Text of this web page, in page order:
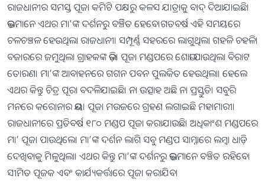
ରାଜଧାନୀର ସମସ୍ତ ପୂଜା କମିଟି ପକ୍ଷରୁ କଳସ ଯାତ୍ରାକୁ ବାଦ୍‌ ଦିଆଯାଇଛି।
ଭକ୍ତମାନେ ଏଥର ମା’ଙ୍କ ଦର୍ଶନରୁ ବଞ୍ଚିିତ ହେବେ।ଗତବର୍ଷ ଏହି ସମୟରେ
ଚଳଚଞ୍ଚଳ ହେଉଥିଲା ରାଜଧାନୀ। ସମ୍ପୂର୍ଣ୍ଣ ସହରରେ ଲାଗୁଥିଲା ଗହଳି ଚହଳି।
ବଜାରରେ ଜମୁଥିଲା ଗ୍ରାହକଙ୍କ ଭିଡ଼। ପୂଜା ମଣ୍ଡପରେ ଶୋଭା ପାଉଥିଲା ବିରାଟ
ତୋରଣ। ମା’ଙ୍କ ଆବାହନରେ ଗଗନ ପବନ ପୁଲକିତ ​‌‌ହେଉଥିଲା। ହେଲେ
ଏଥର କିନ୍ତୁ ଚିତ୍ର ପୂରା ବଦଳିଯାଇଛି। ନା ଉତ୍ସାହ ଅଛି ନା ପ୍ରସ୍ତୁତି। ସବୁରି
ମନରେ କରୋନାର ଭୟ। ପୂଜା ମଉଜରେ ଗ୍ରହଣ ଲଗାଇଛି ମହାମାରୀ।
ରାଜଧାନୀରେ ପ୍ରତିବର୍ଷ ୧୮୦ ମଣ୍ଡପ ପୂଜା କରାଯାଉଛି। ଅଧିକାଂଶ ମଣ୍ଡପରେ
ମା’ ପୂଜା ପାଉଥିଲେ। ମା’ଙ୍କ ଦର୍ଶନ ଲାଗି ସବୁ ମଣ୍ଡପ ସାମ୍ନାରେ ଲମ୍ବା ଧାଡ଼ି
ଦେଖିବାକୁ ମିଳୁଥିଲା। ଏଥର କିନ୍ତୁ ମା’ଙ୍କ ଦର୍ଶନରୁ ଭକ୍ତମାନେ ବଞ୍ଚିତ ରହିବେ।
ସୀମିତ ପୂଜକ ଏବଂ କାର୍ଯ୍ୟକର୍ତ୍ତାରେ ପୂଜା କରାଯିବ।